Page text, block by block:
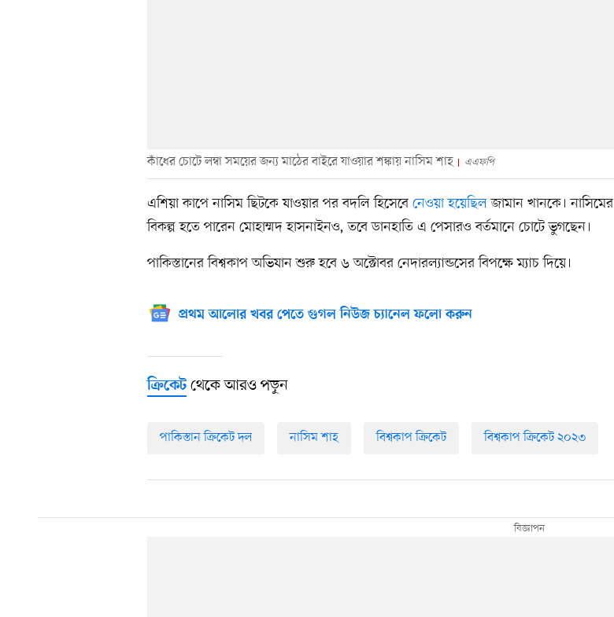
কাঁধের চোটে লম্বা সময়ের জন্য মাঠের বাইরে যাওয়ার শঙ্কায় নাসিম শাহ এএফপি
এশিয়া কাপে নাসিম ছিটকে যাওয়ার পর বদলি হিসেবে নেওয়া হয়েছিলজামান খানকে। নাসিমের
বিকল্প হতে পারেন মোহাম্মদ হাসনাইনও, তবে ডানহাতি এ পেসারও বর্তমানে চোটে ভুগছেন।
পাকিস্তানের বিশ্বকাপ অভিযান শুরু হবে ৬ অক্টোবর নেদারল্যান্ডসের বিপক্ষে ম্যাচ দিয়ে।
প্রথম আলোর খবর পেতে গুগল নিউজ চ্যানেল ফলো করুন
ক্রিকেটথেকে আরও পড়ুন
পাকিস্তান ক্রিকেট দল নাসিম শাহ বিশ্বকাপ ক্রিকেট বিশ্বকাপ ক্রিকেট ২০২৩